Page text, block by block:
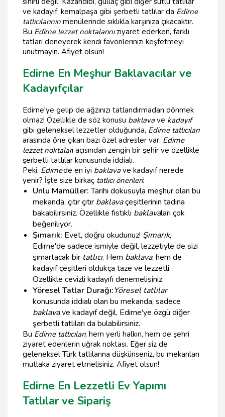
ve kadayıf, kemalpaşa gibi şerbetli tatlılar da Edirne
tatlıcılarının menülerinde sıklıkla karşınıza çıkacaktır.
Bu Edirne lezzet noktalarınıziyaret ederken, farklı
tatları deneyerek kendi favorilerinizi keşfetmeyi
unutmayın. Afiyet olsun!
Edirne En Meşhur Baklavacılar ve
Kadayıfçılar
Edirne'ye gelip de ağzınızı tatlandırmadan dönmek
olmaz! Özellikle de söz konusu baklavave kadayıf
gibi geleneksel lezzetler olduğunda, Edirne tatlıcıları
arasında öne çıkan bazı özel adresler var. Edirne
lezzet noktaları açısından zengin bir şehir ve özellikle
şerbetli tatlılar konusunda iddialı.
Peki, Edirne’de en iyi baklavave kadayıf nerede
yenir? İşte size birkaç tatlıcı önerileri:
Unlu Mamüller:Tarihi dokusuyla meşhur olan bu
mekanda, çıtır çıtır baklavaçeşitlerinin tadına
bakabilirsiniz. Özellikle fıstıklı baklavaları çok
beğeniliyor.
Şımarık: Evet, doğru okudunuz! Şımarık,
Edirne'de sadece ismiyle değil, lezzetiyle de sizi
şımartacak bir tatlıcı. Hem baklava, hem de
kadayıf çeşitleri oldukça taze ve lezzetli.
Özellikle cevizli kadayıfı denemelisiniz.
Yöresel Tatlar Durağı:Yöresel tatlılar
konusunda iddialı olan bu mekanda, sadece
baklavave kadayıf değil, Edirne'ye özgü diğer
şerbetli tatlıları da bulabilirsiniz.
Bu Edirne tatlıcıları, hem yerli halkın, hem de şehri
ziyaret edenlerin uğrak noktası. Eğer siz de
geleneksel Türk tatlılarına düşkünseniz, bu mekanları
mutlaka ziyaret etmelisiniz. Afiyet olsun!
Edirne En Lezzetli Ev Yapımı
Tatlılar ve Sipariş